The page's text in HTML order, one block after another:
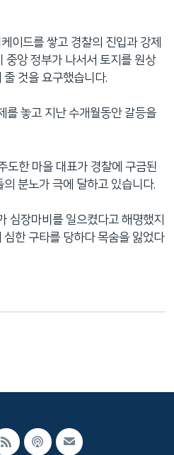
이드를 쌓고 경찰의 진입과 강제
중앙 정부가 나서서 토지를 원상
것을 요구했습니다.
를 놓고 지난 수개월동안 갈등을
도한 마을 대표가 경찰에 구금된
분노가 극에 달하고 있습니다.
심장마비를 일으켰다고 해명했지
한 구타를 당하다 목숨을 잃었다